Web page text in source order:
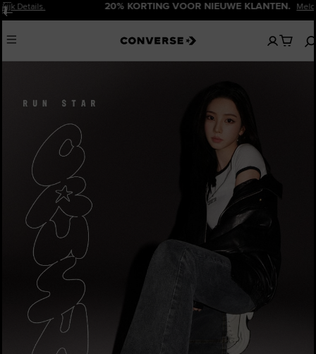
Pauzeren20% KORTING VOOR NIEUWE KLANTEN. Meld Je Nu Aan!
Menu
Geen
artikelen
in